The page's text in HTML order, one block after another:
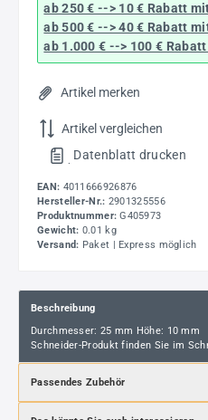
ab 250 € --> 10 € Rabatt
ab 500 € --> 40 € Rabatt
ab 1.000 € --> 100 €
Artikel merken
Artikel vergleichen
. Datenblatt drucken
EAN: 4011666926876
Hersteller-Nr.: 2901325556
Produktnummer: G405973
Gewicht: 0.01 kg
Versand: Paket | Express möglich
Beschreibung
Durchmesser: 25 mm Höhe: 10
Schneider-Produkt finden Sie im
Passendes Zubehör